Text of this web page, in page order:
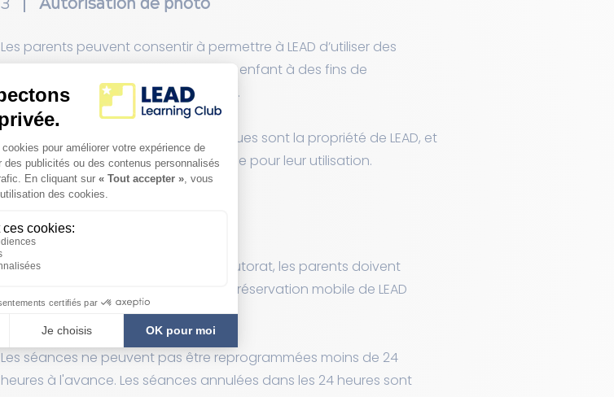
Les parents peuvent consentir à permettre à LEAD d’utiliser des
photographies ou des vidéos de leur enfant à des fins de
publication en ligne ou de promotion.
Toutes les images et fichiers numériques sont la propriété de LEAD, et
aucune compensation ne sera fournie pour leur utilisation.
4 Politiques de réservation
Pour reprogrammer une séance de tutorat, les parents doivent
modifier la date via la plateforme de réservation mobile de LEAD
(application ou site web).
Les séances ne peuvent pas être reprogrammées moins de 24
heures à l'avance. Les séances annulées dans les 24 heures sont